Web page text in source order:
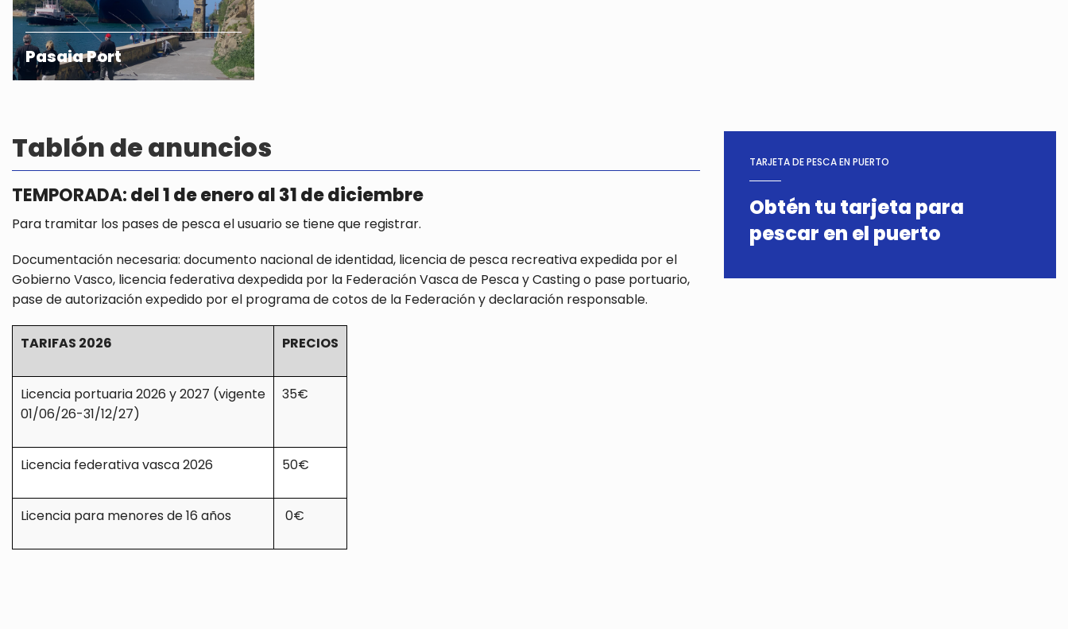
Pasaia Port
Tablón de anuncios
TEMPORADA:del 1 de enero al 31 de diciembre
Para tramitar los pases de pesca el usuario se tiene que registrar.
Documentación necesaria: documento nacional de identidad, licencia de pesca recreativa expedida por el
Gobierno Vasco, licencia federativa dexpedida por la Federación Vasca de Pesca y Casting o pase portuario,
pase de autorización expedido por el programa de cotos de la Federación y declaración responsable.
TARIFAS 2026 PRECIOS
Licencia portuaria 2026 y 2027 (vigente
01/06/26-31/12/27)
35€
Licencia federativa vasca 2026 50€
Licencia para menores de 16 años 0€
TARJETA DE PESCA EN PUERTO
Obtén tu tarjeta para
pescar en el puerto